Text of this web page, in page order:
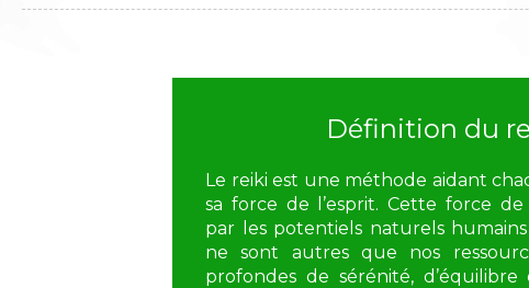
Définition du
Le reiki est une méthode aidant
sa force de l’esprit. Cette force de
par les potentiels naturels
ne sont autres que nos
profondes de sérénité,